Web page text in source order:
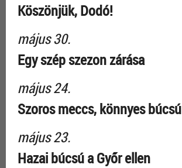
Köszönjük, Dodó!
május 30.
Egy szép szezon zárása
május 24.
Szoros meccs, könnyes búcsú
május 23.
Hazai búcsú a Győr ellen